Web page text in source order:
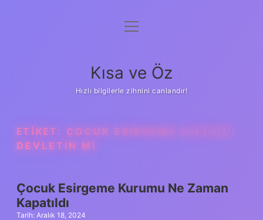
Anasayfa
Yasal Uyarı
menüyü
Kısa ve Öz
Hızlı bilgilerle zihnini canlandır!
ETIKET: ÇOCUK ESIRGEME KURUMU
DEVLETIN MI
Çocuk Esirgeme Kurumu Ne Zaman
Kapatıldı
Tarih: Aralık 18, 2024